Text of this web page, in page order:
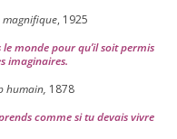
magni­fique, 1925
le monde pour qu’il soit per­mis
imaginaires.
humain, 1878
comme si tu devais vivre